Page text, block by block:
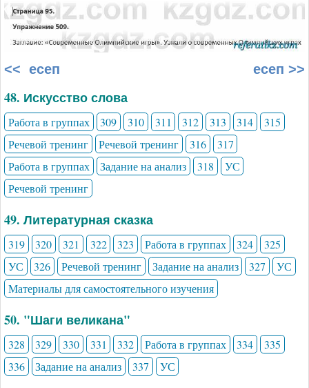
<< есеп есеп >>
48. Искусство слова
Работа в группах 309 310 311 312 313 314
315
Речевой тренинг
Речевой тренинг 316
317
Работа в группах
Задание на анализ 318
УС
Речевой тренинг
49. Литературная сказка
319 320 321 322 323 Работа в группах 324
325
УС
326 Речевой тренинг Задание на анализ 327
УС
Материалы для самостоятельного изучения
50. "Шаги великана"
328 329 330 331 332 Работа в группах 334
335
336
Задание на анализ 337 УС